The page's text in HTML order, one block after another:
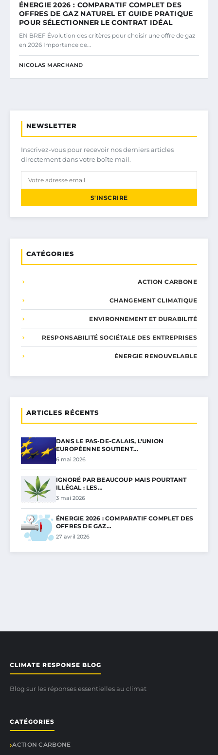
ÉNERGIE 2026 : COMPARATIF COMPLET DES
OFFRES DE GAZ NATUREL ET GUIDE PRATIQUE
POUR SÉLECTIONNER LE CONTRAT IDÉAL
EN BREF Évolution des critères pour choisir une offre de gaz
en 2026 Importance de…
NICOLAS MARCHAND
NEWSLETTER
Inscrivez-vous pour recevoir nos derniers articles
directement dans votre boîte mail.
S'INSCRIRE
CATÉGORIES
ACTION CARBONE
CHANGEMENT CLIMATIQUE
ENVIRONNEMENT ET DURABILITÉ
RESPONSABILITÉ SOCIÉTALE DES ENTREPRISES
ÉNERGIE RENOUVELABLE
ARTICLES RÉCENTS
DANS LE PAS-DE-CALAIS, L’UNION
EUROPÉENNE SOUTIENT…
6 mai 2026
IGNORÉ PAR BEAUCOUP MAIS POURTANT
ILLÉGAL : LES…
3 mai 2026
ÉNERGIE 2026 : COMPARATIF COMPLET DES
OFFRES DE GAZ…
27 avril 2026
CLIMATE RESPONSE BLOG
Blog sur les réponses essentielles au climat
CATÉGORIES
ACTION CARBONE